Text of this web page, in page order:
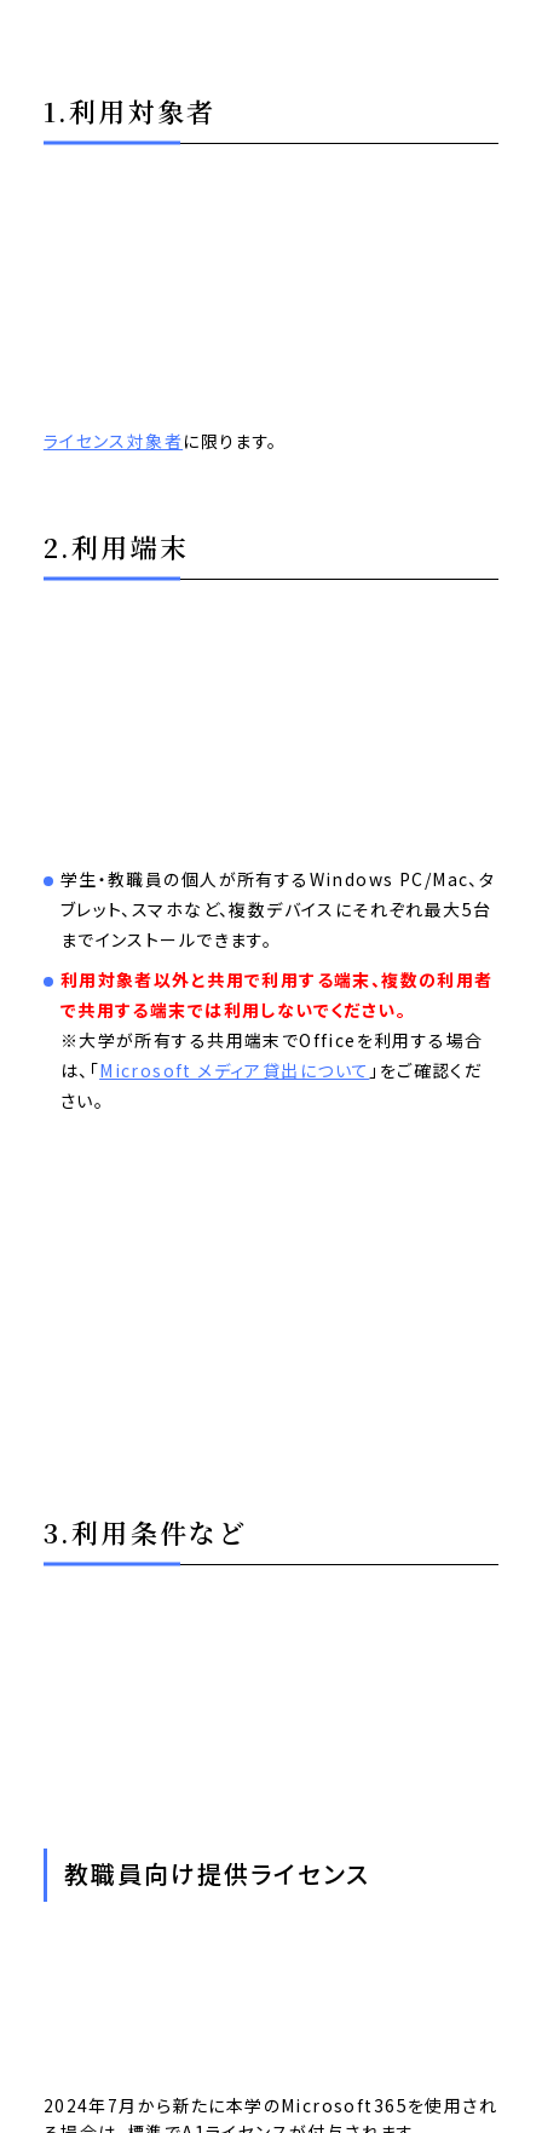
1.利用対象者
ライセンス対象者に限ります。
2.利用端末
学生・教職員の個人が所有するWindows PC/Mac、タ
ブレット、スマホなど、複数デバイスにそれぞれ最大5台
までインストールできます。
利用対象者以外と共用で利用する端末、複数の利用者
で共用する端末では利用しないでください。
※大学が所有する共用端末でOfficeを利用する場合
は、「Microsoft メディア貸出について 」をご確認くだ
さい。
3.利用条件など
教職員向け提供ライセンス
2024年7月から新たに本学のMicrosoft365を使用され